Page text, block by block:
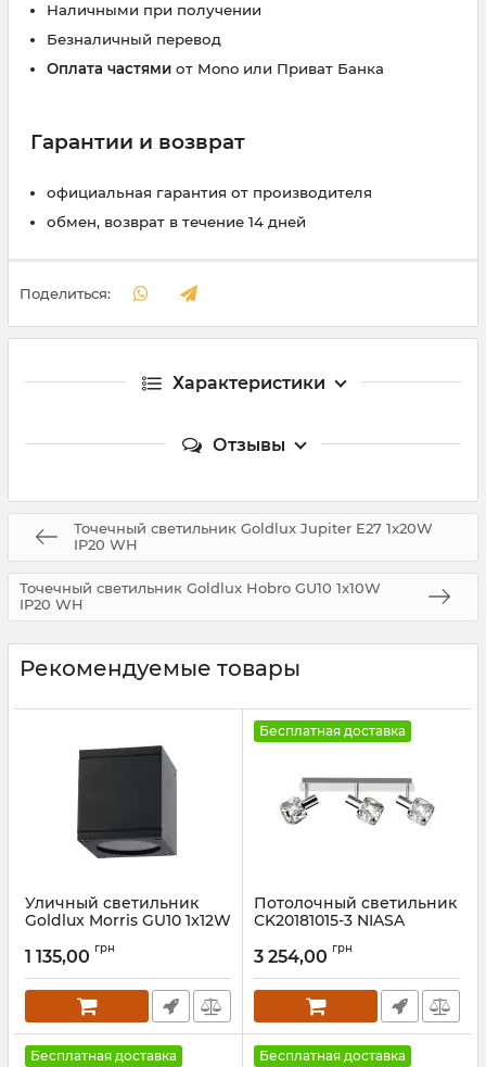
Наличными при получении
Безналичный перевод
Оплата частями от Mono или Приват Банка
Гарантии и возврат
официальная гарантия от производителя
обмен, возврат в течение 14 дней
Поделиться:
Характеристики
Отзывы
Точечный светильник Goldlux Jupiter E27 1x20W
IP20 WH
Точечный светильник Goldlux Hobro GU10 1x10W
IP20 WH
Рекомендуемые товары
Уличный светильник
Goldlux Morris GU10 1x12W
Артикул:323255
1 135,00 грн
Бесплатная доставка
Потолочный светильник
CK20181015-3 NIASA
3 254,00 грн
Бесплатная доставка Бесплатная доставка